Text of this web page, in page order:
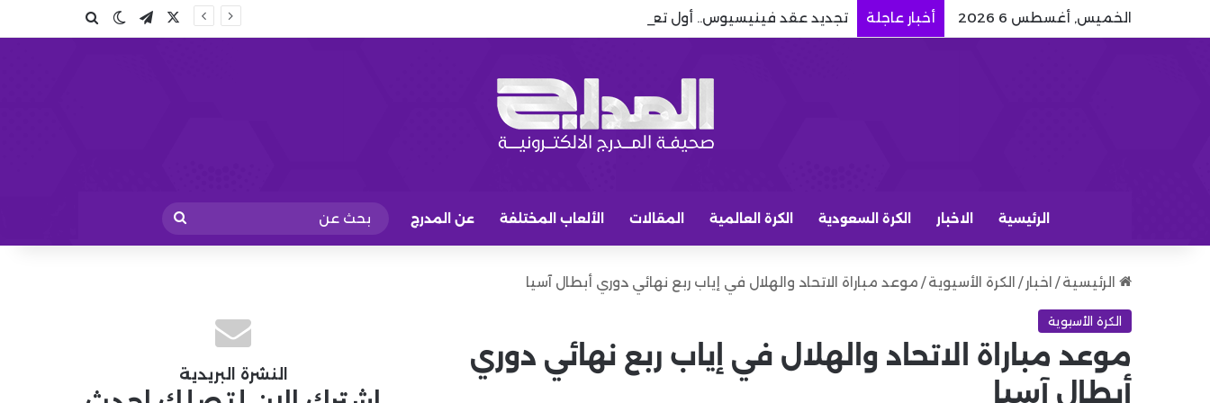
الخميس, أغسطس 6 2026 أخبار عاجلة تجديد عقد فينيسيوس.. أول تعليق بعد نهاية مسلسل رحيله تيلقرامالوضع المظلم
بحث عن
الرئيسية الاخبار الكرة السعودية الكرة العالمية المقالات الألعاب المختلفة عن المدرج
بحث
عن
الرئيسية / اخبار / الكرة الأسيوية / موعد مباراة الاتحاد والهلال في إياب ربع نهائي دوري أبطال آسيا
الكرة الأسيوية
موعد مباراة الاتحاد والهلال في إياب ربع نهائي دوري
أبطال آسيا
النشرة البريدية